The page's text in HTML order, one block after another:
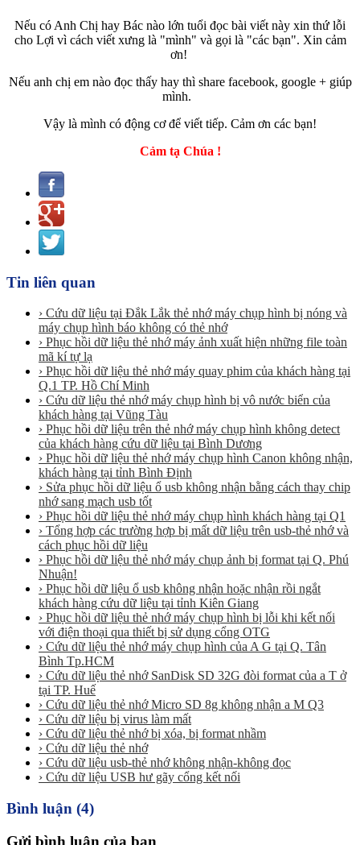
Nếu có Anh Chị hay Bác nào lớn tuổi đọc bài viết này xin thứ lỗi
cho Lợi vì cách viết xưng là "mình" và gọi là "các bạn". Xin cảm
ơn!
Nếu anh chị em nào đọc thấy hay thì share facebook, google + giúp
mình.
Vậy là mình có động cơ để viết tiếp. Cảm ơn các bạn!
Cảm tạ Chúa !
Tin liên quan
› Cứu dữ liệu tại Đắk Lắk thẻ nhớ máy chụp hình bị nóng và
máy chụp hình báo không có thẻ nhớ
› Phục hồi dữ liệu thẻ nhớ máy ảnh xuất hiện những file toàn
mã kí tự lạ
› Phục hồi dữ liệu thẻ nhớ máy quay phim của khách hàng tại
Q.1 TP. Hồ Chí Minh
› Cứu dữ liệu thẻ nhớ máy chụp hình bị vô nước biển của
khách hàng tại Vũng Tàu
› Phục hồi dữ liệu trên thẻ nhớ máy chụp hình không detect
của khách hàng cứu dữ liệu tại Bình Dương
› Phục hồi dữ liệu thẻ nhớ máy chụp hình Canon không nhận,
khách hàng tại tỉnh Bình Định
› Sửa phục hồi dữ liệu ổ usb không nhận bằng cách thay chip
nhớ sang mạch usb tốt
› Phục hồi dữ liệu thẻ nhớ máy chụp hình khách hàng tại Q1
› Tổng hợp các trường hợp bị mất dữ liệu trên usb-thẻ nhớ và
cách phục hồi dữ liệu
› Phục hồi dữ liệu thẻ nhớ máy chụp ảnh bị format tại Q. Phú
Nhuận!
› Phục hồi dữ liệu ổ usb không nhận hoặc nhận rồi ngắt
khách hàng cứu dữ liệu tại tỉnh Kiên Giang
› Phục hồi dữ liệu thẻ nhớ máy chụp hình bị lỗi khi kết nối
với điện thoại qua thiết bị sử dụng cổng OTG
› Cứu dữ liệu thẻ nhớ máy chụp hình của A G tại Q. Tân
Bình Tp.HCM
› Cứu dữ liệu thẻ nhớ SanDisk SD 32G đòi format của a T ở
tại TP. Huế
› Cứu dữ liệu thẻ nhớ Micro SD 8g không nhận a M Q3
› Cứu dữ liệu bị virus làm mất
› Cứu dữ liệu thẻ nhớ bị xóa, bị format nhầm
› Cứu dữ liệu thẻ nhớ
› Cứu dữ liệu usb-thẻ nhớ không nhận-không đọc
› Cứu dữ liệu USB hư gãy cổng kết nối
Bình luận (4)
Gửi bình luận của bạn